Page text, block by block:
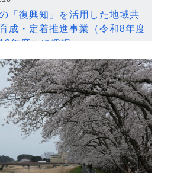
「復興知」を活用した地域共
成・定着推進事業（令和8年度
年度）に採択